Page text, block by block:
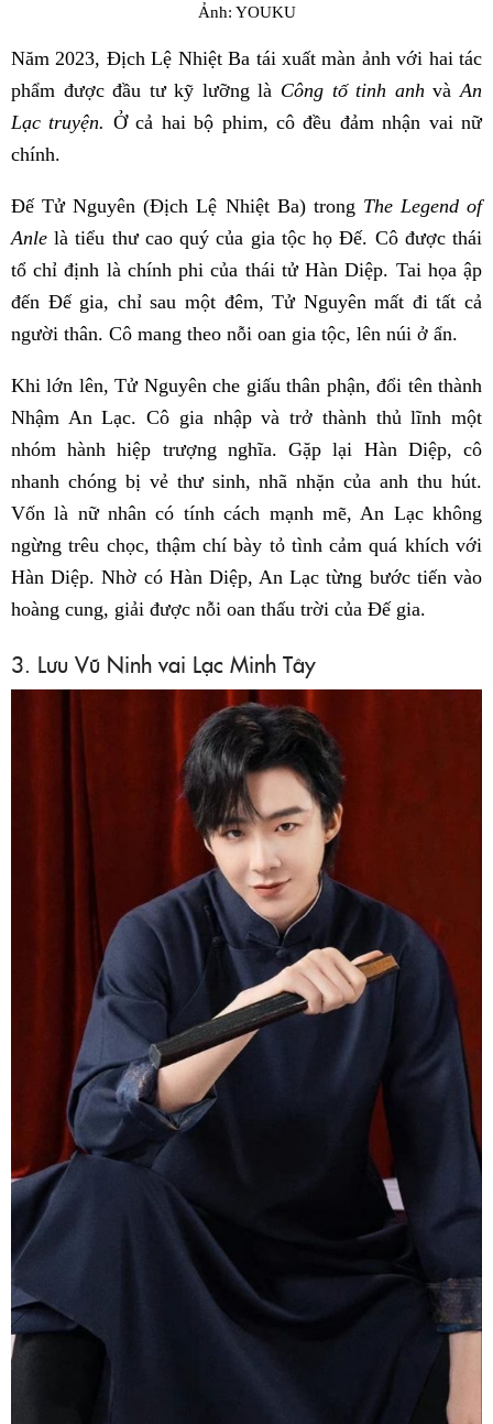
Ảnh: YOUKU
Năm 2023, Địch Lệ Nhiệt Ba tái xuất màn ảnh với hai tác
phẩm được đầu tư kỹ lưỡng là Công tố tinh anh vàAn
Lạc truyện. Ở cả hai bộ phim, cô đều đảm nhận vai nữ
chính.
Đế Tử Nguyên (Địch Lệ Nhiệt Ba) trong The Legend of
Anle là tiểu thư cao quý của gia tộc họ Đế. Cô được thái
tổ chỉ định là chính phi của thái tử Hàn Diệp. Tai họa ập
đến Đế gia, chỉ sau một đêm, Tử Nguyên mất đi tất cả
người thân. Cô mang theo nỗi oan gia tộc, lên núi ở ẩn.
Khi lớn lên, Tử Nguyên che giấu thân phận, đổi tên thành
Nhậm An Lạc. Cô gia nhập và trở thành thủ lĩnh một
nhóm hành hiệp trượng nghĩa. Gặp lại Hàn Diệp, cô
nhanh chóng bị vẻ thư sinh, nhã nhặn của anh thu hút.
Vốn là nữ nhân có tính cách mạnh mẽ, An Lạc không
ngừng trêu chọc, thậm chí bày tỏ tình cảm quá khích với
Hàn Diệp. Nhờ có Hàn Diệp, An Lạc từng bước tiến vào
hoàng cung, giải được nỗi oan thấu trời của Đế gia.
3. Lưu Vũ Ninh vai Lạc Minh Tây